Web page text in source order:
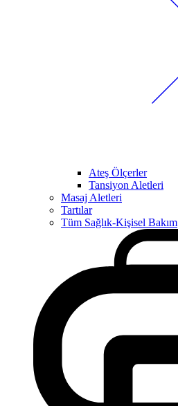
Ateş Ölçerler
Tansiyon Aletleri
Masaj Aletleri
Tartılar
Tüm Sağlık-Kişisel Bakım